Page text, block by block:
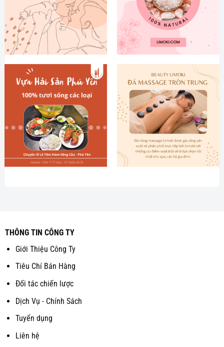
THÔNG TIN CÔNG TY
Giới Thiệu Công Ty
Tiêu Chí Bán Hàng
Đối tác chiến lược
Dịch Vụ - Chính Sách
Tuyển dụng
Liên hệ